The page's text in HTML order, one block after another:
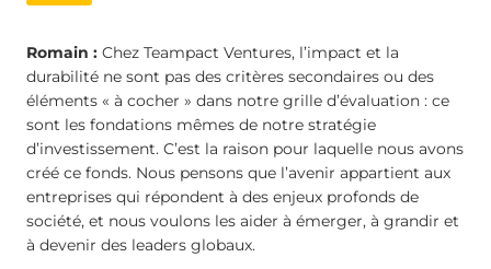
Romain : Chez Teampact Ventures, l’impact et la
durabilité ne sont pas des critères secondaires ou des
éléments « à cocher » dans notre grille d’évaluation : ce
sont les fondations mêmes de notre stratégie
d’investissement. C’est la raison pour laquelle nous avons
créé ce fonds. Nous pensons que l’avenir appartient aux
entreprises qui répondent à des enjeux profonds de
société, et nous voulons les aider à émerger, à grandir et
à devenir des leaders globaux.